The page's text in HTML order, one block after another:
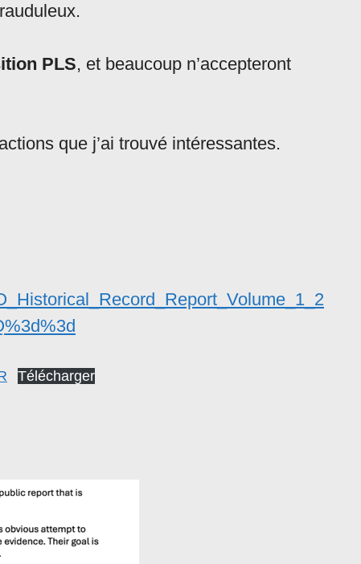
PLS, et beaucoup n’accepteront
que j’ai trouvé intéressantes.
Télécharger